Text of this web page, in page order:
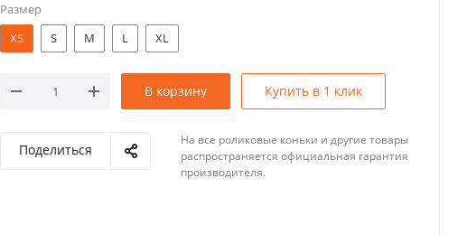
Размер
XS
S M L XL
В корзину Купить в 1 клик
Поделиться
На все роликовые коньки и другие товары
распространяется официальная гарантия
производителя.